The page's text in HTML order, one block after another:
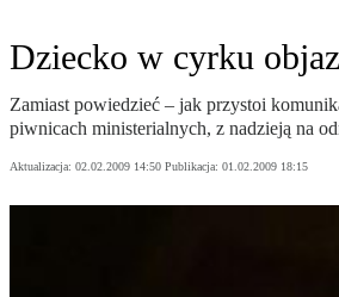
Dziecko w cyrku
Zamiast powiedzieć – jak przystoi
piwnicach ministerialnych, z nadzieją na
Aktualizacja: 02.02.2009 14:50 Publikacja: 01.02.2009 18:15